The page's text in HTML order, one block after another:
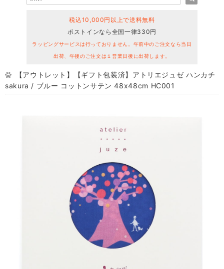
税込10,000円以上で送料無料
ポストインなら全国一律330円
ラッピングサービスは行っておりません。午前中のご注文なら当日
出荷、午後のご注文は１営業日後に出荷します。
【アウトレット】【ギフト包装済】アトリエジュゼ ハンカチ
sakura / ブルー コットンサテン 48x48cm HC001